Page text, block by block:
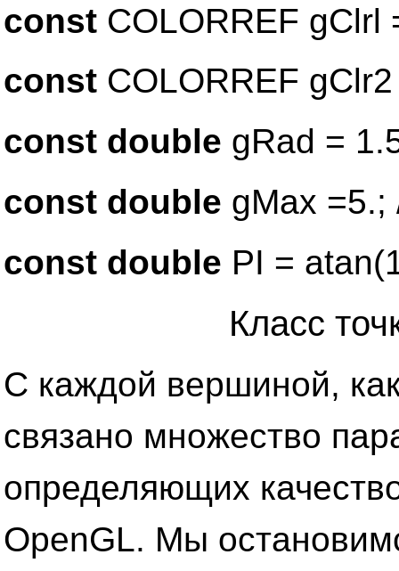
const COLORREF gClrl
const COLORREF
const double gRad =
const double gMax =5.;
const double PI =
Класс
С каждой вершиной,
связано множество
определяющих
OpenGL. Мы